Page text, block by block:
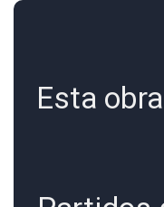
Esta